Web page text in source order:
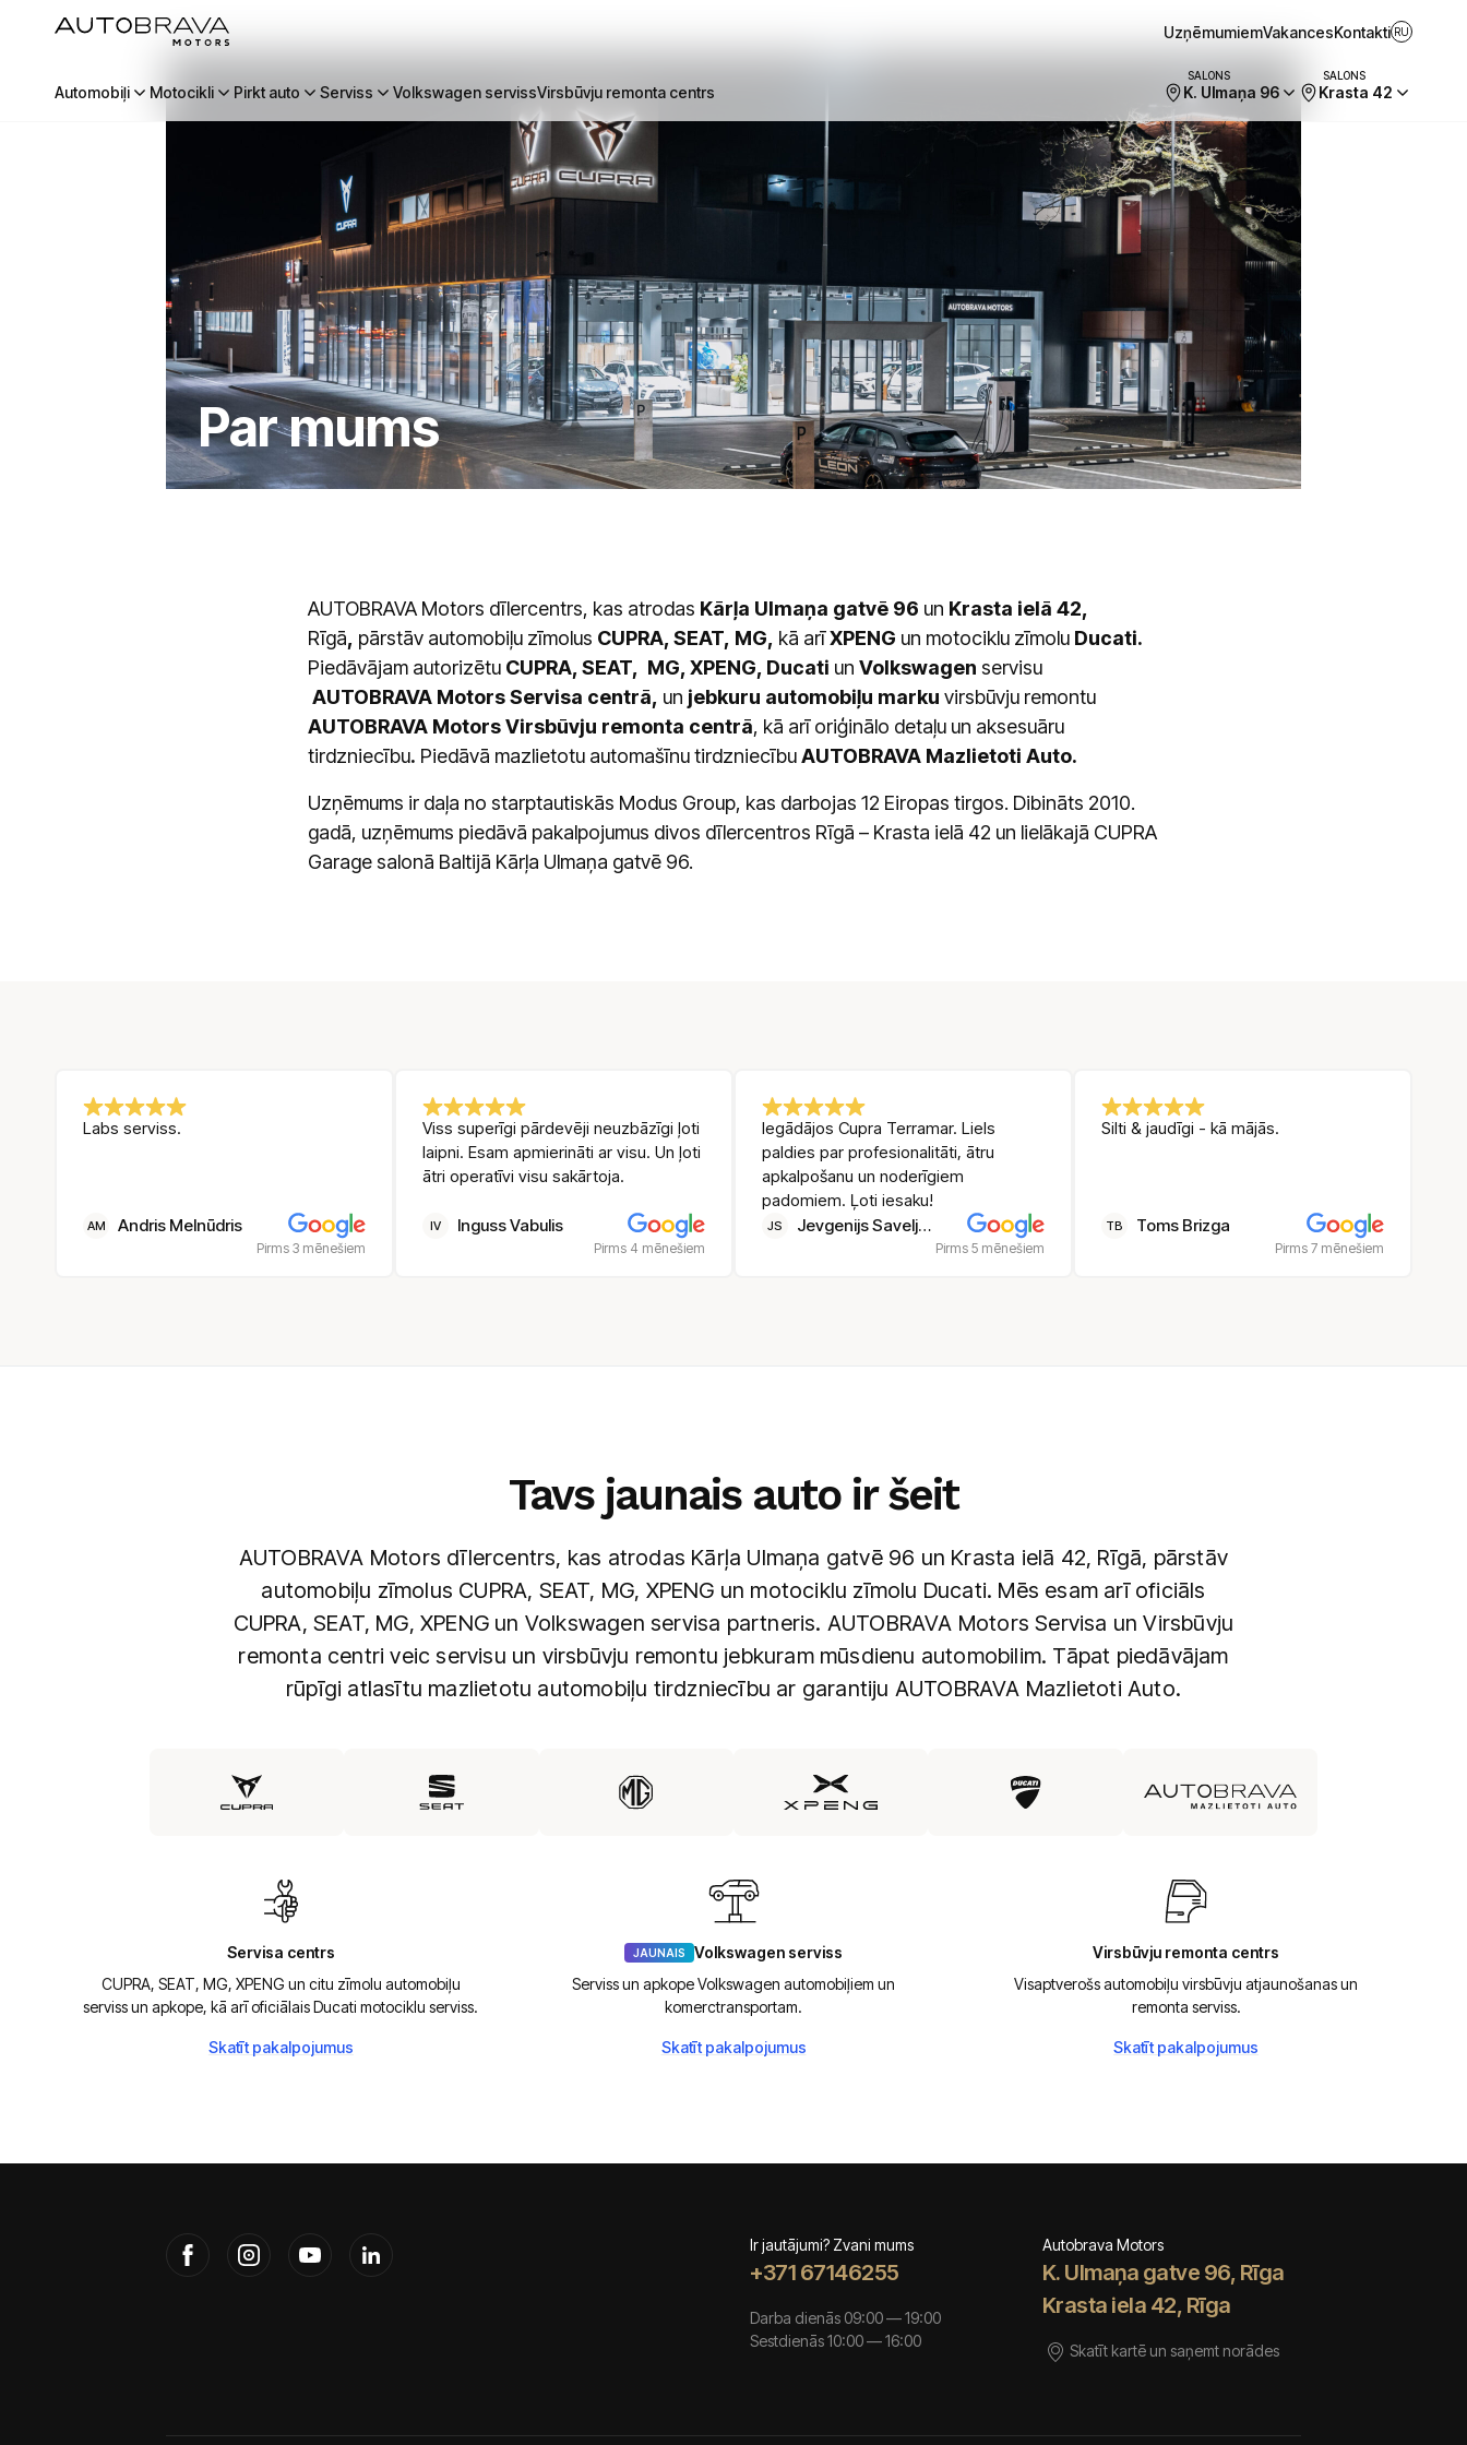
UzņēmumiemVakancesKontakti RU
Automobiļi Motocikli Pirkt auto Serviss Volkswagen servissVirsbūvju remonta centrs
SALONS
K. Ulmaņa 96
SALONS
Krasta 42
Par mums
AUTOBRAVA Motors dīlercentrs, kas atrodas Kārļa Ulmaņa gatvē 96 un Krasta ielā 42,
Rīgā, pārstāv automobiļu zīmolus CUPRA, SEAT, MG, kā arīXPENG un motociklu zīmolu Ducati.
Piedāvājam autorizētu CUPRA, SEAT, MG, XPENG, Ducati un Volkswagen servisu
AUTOBRAVA Motors Servisa centrā, un jebkuru automobiļu marku virsbūvju remontu
AUTOBRAVA Motors Virsbūvju remonta centrā, kā arī oriģinālo detaļu un aksesuāru
tirdzniecību. Piedāvā mazlietotu automašīnu tirdzniecībuAUTOBRAVA Mazlietoti Auto.
Uzņēmums ir daļa no starptautiskās Modus Group, kas darbojas 12 Eiropas tirgos. Dibināts 2010.
gadā, uzņēmums piedāvā pakalpojumus divos dīlercentros Rīgā – Krasta ielā 42 un lielākajā CUPRA
Garage salonā Baltijā Kārļa Ulmaņa gatvē 96.
Labs serviss.
AM Andris Melnūdris
Pirms 3 mēnešiem
Viss superīgi pārdevēji neuzbāzīgi ļoti
laipni. Esam apmierināti ar visu. Un ļoti
ātri operatīvi visu sakārtoja.
IV Inguss Vabulis
Pirms 4 mēnešiem
Iegādājos Cupra Terramar. Liels
paldies par profesionalitāti, ātru
apkalpošanu un noderīgiem
padomiem. Ļoti iesaku!
JS Jevgenijs Saveljevs
Pirms 5 mēnešiem
Silti & jaudīgi - kā mājās.
TB Toms Brizga
Pirms 7 mēnešiem
Tavs jaunais auto ir šeit
AUTOBRAVA Motors dīlercentrs, kas atrodas Kārļa Ulmaņa gatvē 96 un Krasta ielā 42, Rīgā, pārstāv
automobiļu zīmolus CUPRA, SEAT, MG, XPENG un motociklu zīmolu Ducati. Mēs esam arī oficiāls
CUPRA, SEAT, MG, XPENG un Volkswagen servisa partneris. AUTOBRAVA Motors Servisa un Virsbūvju
remonta centri veic servisu un virsbūvju remontu jebkuram mūsdienu automobilim. Tāpat piedāvājam
rūpīgi atlasītu mazlietotu automobiļu tirdzniecību ar garantiju AUTOBRAVA Mazlietoti Auto.
Servisa centrs
CUPRA, SEAT, MG, XPENG un citu zīmolu automobiļu
serviss un apkope, kā arī oficiālais Ducati motociklu serviss.
Skatīt pakalpojumus
JAUNAIS
Volkswagen serviss
Serviss un apkope Volkswagen automobiļiem un
komerctransportam.
Skatīt pakalpojumus
Virsbūvju remonta centrs
Visaptverošs automobiļu virsbūvju atjaunošanas un
remonta serviss.
Skatīt pakalpojumus
Ir jautājumi? Zvani mums
+371 67146255
Darba dienās 09:00 — 19:00
Sestdienās 10:00 — 16:00
Autobrava Motors
K. Ulmaņa gatve 96, Rīga
Krasta iela 42, Rīga
Skatīt kartē un saņemt norādes